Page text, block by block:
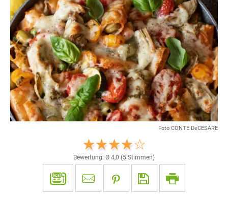
Foto CONTE DeCESARE
Bewertung: Ø 4,0 (5 Stimmen)